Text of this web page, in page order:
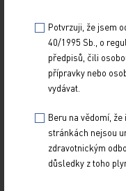
a dvanáctitýdenní
vykázala u těchto
této studie zní, že
non‑inferiorní
podávání Harvoni.
V terapii chronické
Potvrzuji, že jsem
40/1995 Sb., o
předpisů, čili
přípravky nebo
vydávat.
Beru na vědomí,
stránkách nejsou
zdravotnickým
důsledky z toho